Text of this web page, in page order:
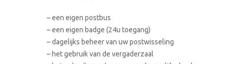
– een eigen postbus
– een eigen badge (24u toegang)
– dagelijks beheer van uw postwisseling
– het gebruik van de vergaderzaal